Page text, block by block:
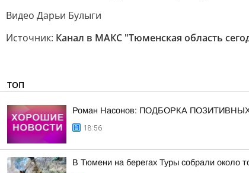
Видео Дарьи Булыги
Источник: Канал в МАКС "Тюменская область
ТОП
Роман Насонов: ПОДБОРКА
18:56
В Тюмени на берегах Туры собрали около